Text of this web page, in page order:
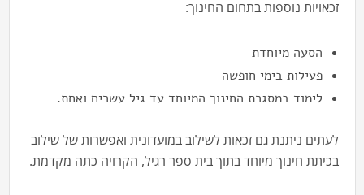
זכאויות נוספות בתחום החינוך:
הסעה מיוחדת
פעילות בימי חופשה
לימוד במסגרת החינוך המיוחד עד גיל עשרים ואחת.
לעתים ניתנת גם זכאות לשילוב במועדונית ואפשרות של שילוב
בכיתת חינוך מיוחד בתוך בית ספר רגיל, הקרויה כתה מקדמת.